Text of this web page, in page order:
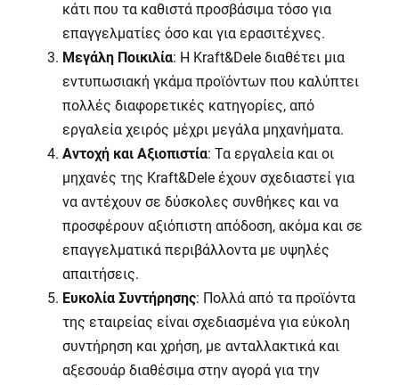
κάτι που τα καθιστά προσβάσιμα τόσο για
επαγγελματίες όσο και για ερασιτέχνες.
Μεγάλη Ποικιλία: Η Kraft&Dele διαθέτει μια
εντυπωσιακή γκάμα προϊόντων που καλύπτει
πολλές διαφορετικές κατηγορίες, από
εργαλεία χειρός μέχρι μεγάλα μηχανήματα.
Αντοχή και Αξιοπιστία: Τα εργαλεία και οι
μηχανές της Kraft&Dele έχουν σχεδιαστεί για
να αντέχουν σε δύσκολες συνθήκες και να
προσφέρουν αξιόπιστη απόδοση, ακόμα και σε
επαγγελματικά περιβάλλοντα με υψηλές
απαιτήσεις.
Ευκολία Συντήρησης: Πολλά από τα προϊόντα
της εταιρείας είναι σχεδιασμένα για εύκολη
συντήρηση και χρήση, με ανταλλακτικά και
αξεσουάρ διαθέσιμα στην αγορά για την